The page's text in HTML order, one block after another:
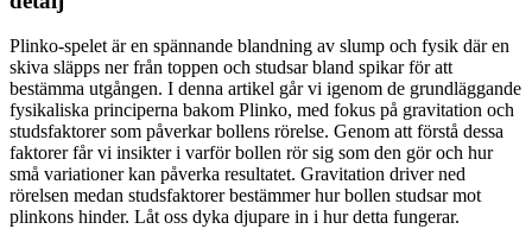
Plinko-spelet är en spännande blandning av slump och fysik där en
skiva släpps ner från toppen och studsar bland spikar för att
bestämma utgången. I denna artikel går vi igenom de grundläggande
fysikaliska principerna bakom Plinko, med fokus på gravitation och
studsfaktorer som påverkar bollens rörelse. Genom att förstå dessa
faktorer får vi insikter i varför bollen rör sig som den gör och hur
små variationer kan påverka resultatet. Gravitation driver ned
rörelsen medan studsfaktorer bestämmer hur bollen studsar mot
plinkons hinder. Låt oss dyka djupare in i hur detta fungerar.